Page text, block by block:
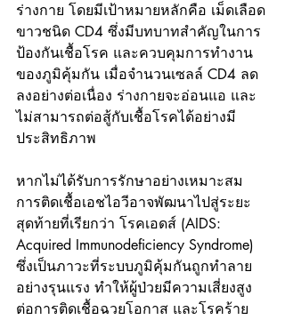
ร่างกาย โดยมีเป้าหมายหลักคือ เม็ดเลือด
ขาวชนิด CD4 ซึ่งมีบทบาทสำคัญในการ
ป้องกันเชื้อโรค และควบคุมการทำงาน
ของภูมิคุ้มกัน เมื่อจำนวนเซลล์ CD4 ลด
ลงอย่างต่อเนื่อง ร่างกายจะอ่อนแอ และ
ไม่สามารถต่อสู้กับเชื้อโรคได้อย่างมี
ประสิทธิภาพ
หากไม่ได้รับการรักษาอย่างเหมาะสม
การติดเชื้อเอชไอวีอาจพัฒนาไปสู่ระยะ
สุดท้ายที่เรียกว่า โรคเอดส์ (AIDS:
Acquired Immunodeficiency Syndrome)
ซึ่งเป็นภาวะที่ระบบภูมิคุ้มกันถูกทำลาย
อย่างรุนแรง ทำให้ผู้ป่วยมีความเสี่ยงสูง
ต่อการติดเชื้อฉวยโอกาส และโรคร้าย